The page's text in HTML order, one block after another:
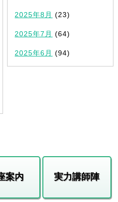
2025年8月 (23)
2025年7月 (64)
2025年6月 (94)
案内 実力講師陣